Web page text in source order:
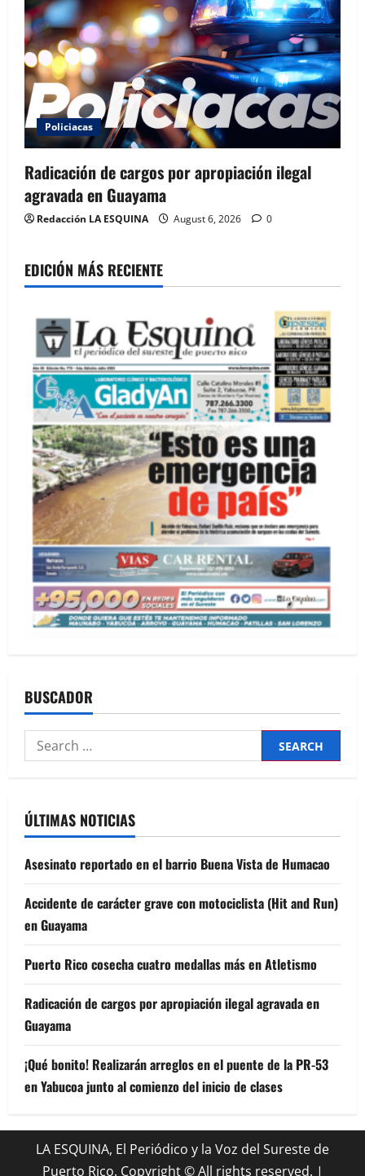
Policiacas
Radicación de cargos por apropiación ilegal
agravada en Guayama
Redacción LA ESQUINA August 6, 2026 0
EDICIÓN MÁS RECIENTE
BUSCADOR
Search
for:
ÚLTIMAS NOTICIAS
Asesinato reportado en el barrio Buena Vista de Humacao
Accidente de carácter grave con motociclista (Hit and Run)
en Guayama
Puerto Rico cosecha cuatro medallas más en Atletismo
Radicación de cargos por apropiación ilegal agravada en
Guayama
¡Qué bonito! Realizarán arreglos en el puente de la PR-53
en Yabucoa junto al comienzo del inicio de clases
LA ESQUINA, El Periódico y la Voz del Sureste de
Puerto Rico. Copyright © All rights reserved. |